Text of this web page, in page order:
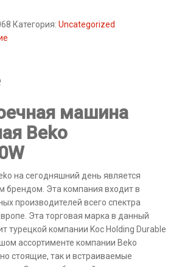
Категория: Uncategorized
машина
Beko
на сегодняшний день является
брендом. Эта компания входит в
производителей всего спектра
Эта торговая марка в данный
турецкой компании Koc Holding Durable
ассортименте компании Beko
стоящие, так и встраиваемые